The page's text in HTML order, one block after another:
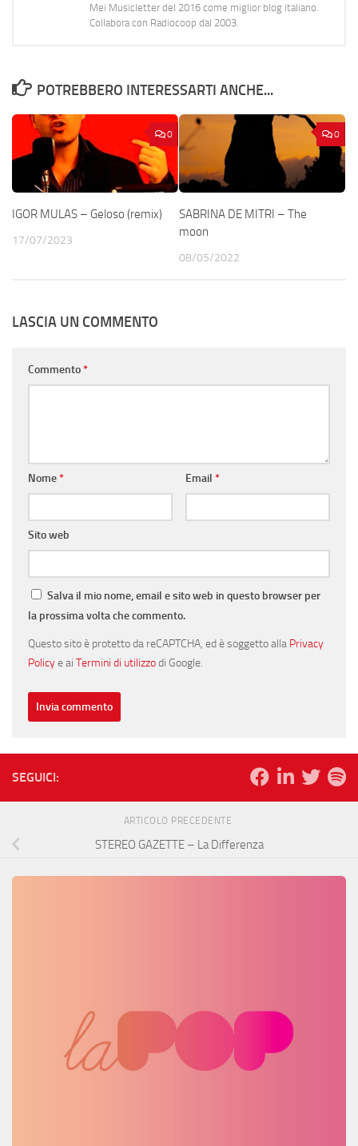
Mei Musicletter del 2016 come miglior blog italiano.
Collabora con Radiocoop dal 2003.
POTREBBERO INTERESSARTI ANCHE...
0
IGOR MULAS – Geloso (remix)
17/07/2023
0
SABRINA DE MITRI – The
moon
08/05/2022
LASCIA UN COMMENTO
Commento*
Nome* Email *
Sito web
Salva il mio nome, email e sito web in questo browser per
la prossima volta che commento.
Questo sito è protetto da reCAPTCHA, ed è soggetto alla Privacy
Policye ai Termini di utilizzodi Google.
SEGUICI:
ARTICOLO PRECEDENTE
STEREO GAZETTE – La Differenza